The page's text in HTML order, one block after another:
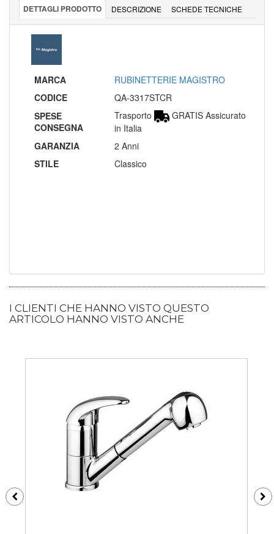
DETTAGLI PRODOTTO DESCRIZIONE SCHEDE TECNICHE
MARCA
RUBINETTERIE MAGISTRO
CODICE
QA-3317STCR
SPESE
CONSEGNA
Trasporto
GRATIS Assicurato
in Italia
GARANZIA
2 Anni
STILE
Classico
I CLIENTI CHE HANNO VISTO QUESTO
ARTICOLO HANNO VISTO ANCHE